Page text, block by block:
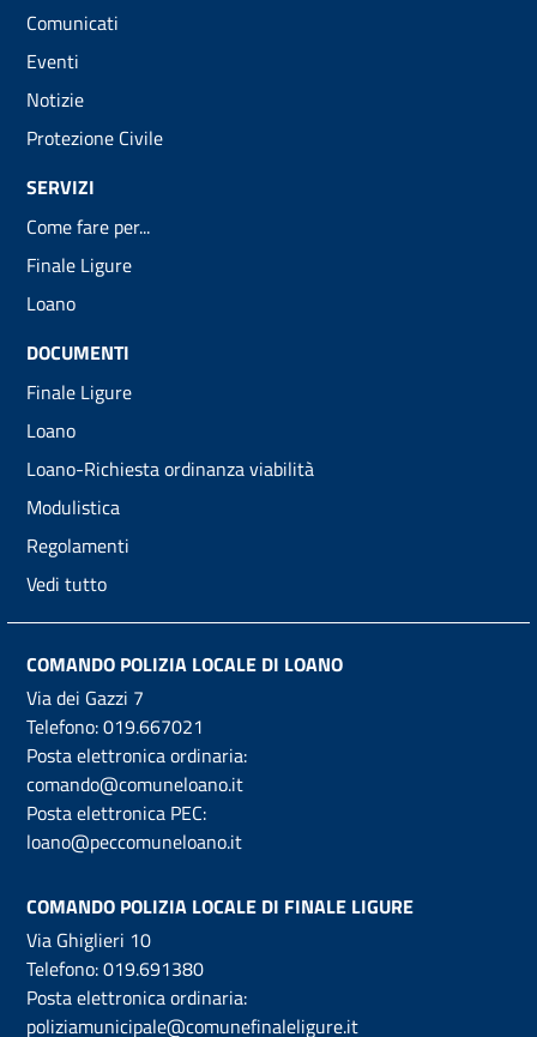
Comunicati
Eventi
Notizie
Protezione Civile
SERVIZI
Come fare per...
Finale Ligure
Loano
DOCUMENTI
Finale Ligure
Loano
Loano-Richiesta ordinanza viabilità
Modulistica
Regolamenti
Vedi tutto
COMANDO POLIZIA LOCALE DI LOANO
Via dei Gazzi 7
Telefono:019.667021
Posta elettronica ordinaria:
comando@comuneloano.it
Posta elettronica PEC:
loano@peccomuneloano.it
COMANDO POLIZIA LOCALE DI FINALE LIGURE
Via Ghiglieri 10
Telefono:019.691380
Posta elettronica ordinaria:
poliziamunicipale@comunefinaleligure.it